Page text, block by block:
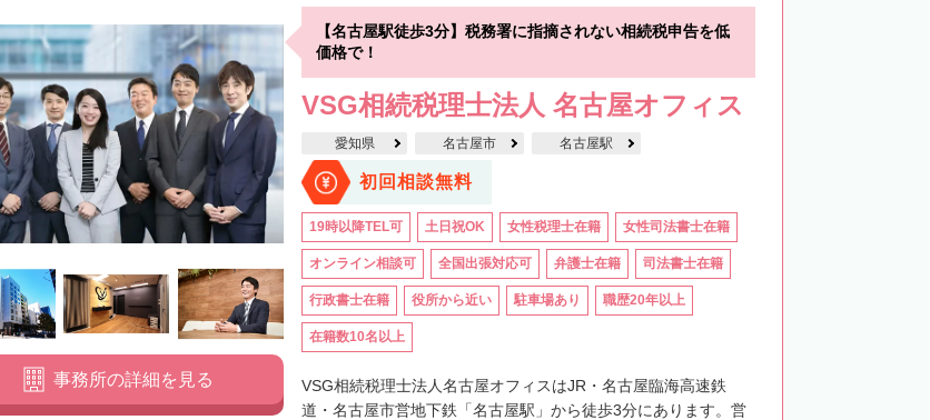
【名古屋駅徒歩3分】税務署に指摘されない相続税申告を低
価格で！
VSG相続税理士法人 名古屋オフィス
愛知県 名古屋市 名古屋駅
初回相談無料
19時以降TEL可 土日祝OK 女性税理士在籍 女性司法書士在籍
オンライン相談可 全国出張対応可 弁護士在籍 司法書士在籍
行政書士在籍 役所から近い 駐車場あり 職歴20年以上
在籍数10名以上
VSG相続税理士法人名古屋オフィスはJR・名古屋臨海高速鉄
道・名古屋市営地下鉄「名古屋駅」から徒歩3分にあります。営
事務所の詳細を見る